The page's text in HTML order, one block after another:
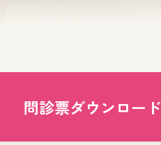
問診票ダウンロード